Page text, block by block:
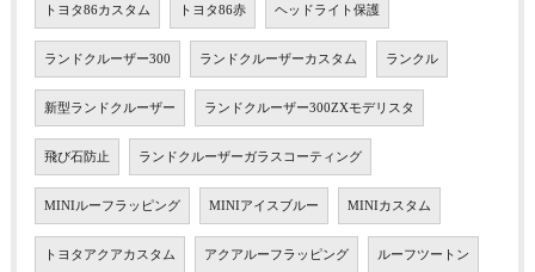
トヨタ86カスタム トヨタ86赤 ヘッドライト保護
ランドクルーザー300 ランドクルーザーカスタム ランクル
新型ランドクルーザー ランドクルーザー300ZXモデリスタ
飛び石防止 ランドクルーザーガラスコーティング
MINIルーフラッピング MINIアイスブルー MINIカスタム
トヨタアクアカスタム アクアルーフラッピング ルーフツートン